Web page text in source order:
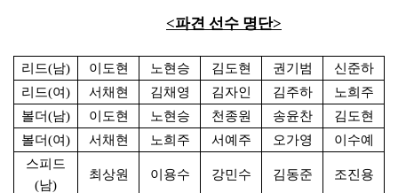
<파견 선수 명단>
리드(남) 이도현 노현승 김도현 권기범
신준하
리드(여) 서채현 김채영 김자인 김주하
노희주
볼더(남) 이도현 노현승 천종원 송윤찬
김도현
볼더(여) 서채현 노희주 서예주 오가영
이수예
스피드
(남)
최상원 이용수 강민수 김동준 조진용